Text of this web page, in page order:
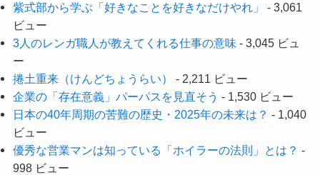
紫式部から学ぶ「好きなことを好きなだけやれ」
- 3,061
ビュー
3人のレンガ職人が教えてくれる仕事の意味 - 3,045 ビュ
ー
捲土重来（けんどちょうらい）
- 2,211 ビュー
企業の「存在意義」パーパスを見直そう - 1,530 ビュー
日本の40年周期の苦難の歴史・2025年の未来は？ - 1,040
ビュー
優秀な営業マンは知っている「ホイラーの法則」とは？ -
998 ビュー